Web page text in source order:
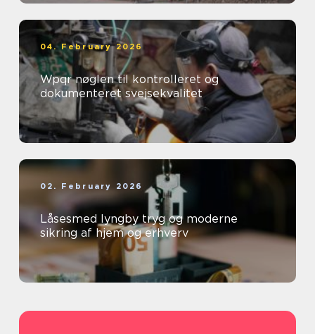
04. February 2026
Wpqr nøglen til kontrolleret og
dokumenteret svejsekvalitet
02. February 2026
Låsesmed lyngby tryg og moderne
sikring af hjem og erhverv